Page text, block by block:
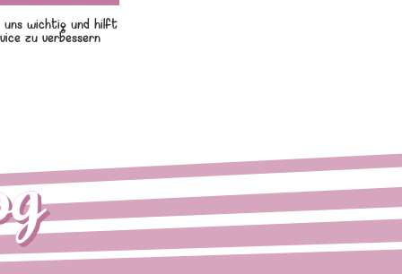
uns wichtig und hilft
zu verbessern